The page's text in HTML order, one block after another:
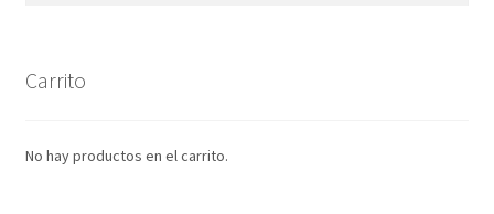
Carrito
No hay productos en el carrito.